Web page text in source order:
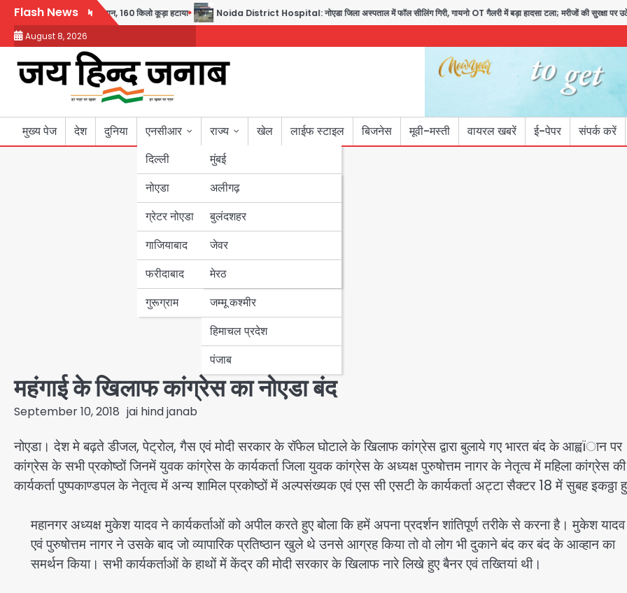
Skip
content
Flash News
संग चलाया सफाई अभियान, 160 किलो कूड़ा हटाया Noida District Hospital: नोएडा जिला अस्पताल में फॉल सीलिंग गिरी, गायनो OT गैलरी में बड़ा हादसा टला; मरीजों की सुरक्षा पर उठे सवाल
August 8, 2026
मुख्य पेज देश दुनिया
एनसीआर
दिल्ली
नोएडा
ग्रेटर नोएडा
गाजियाबाद
फरीदाबाद
गुरूग्राम
राज्य
मुंबई
उत्तर प्रदेश
अलीगढ़
बुलंदशहर
जेवर
मेरठ
बिहार
पंजाब
हरियाणा
जम्मू कश्मीर
हिमाचल प्रदेश
पंजाब
खेल लाईफ स्टाइल बिजनेस मूवी-मस्ती वायरल खबरें ई-पेपर संपर्क करें
महंगाई के खिलाफ कांग्रेस का नोएडा बंद
September 10, 2018 jai hind janab
नोएडा। देश मे बढ़ते डीजल, पेट्रोल, गैस एवं मोदी सरकार के रॉफेल घोटाले के खिलाफ कांग्रेस द्वारा बुलाये गए भारत बंद के आह्वïान पर
कांग्रेस के सभी प्रकोष्ठों जिनमें युवक कांग्रेस के कार्यकर्ता जिला युवक कांग्रेस के अध्यक्ष पुरुषोत्तम नागर के नेतृत्व में महिला कांग्रेस की
कार्यकर्ता पुष्पकाण्डपल के नेतृत्व में अन्य शामिल प्रकोष्ठों में अल्पसंख्यक एवं एस सी एसटी के कार्यकर्ता अट्टा सैक्टर 18 में सुबह इकठ्ठा
महानगर अध्यक्ष मुकेश यादव ने कार्यकर्ताओं को अपील करते हुए बोला कि हमें अपना प्रदर्शन शांतिपूर्ण तरीके से करना है। मुकेश यादव
एवं पुरुषोत्तम नागर ने उसके बाद जो व्यापारिक प्रतिष्ठान खुले थे उनसे आग्रह किया तो वो लोग भी दुकाने बंद कर बंद के आव्हान का
समर्थन किया। सभी कार्यकर्ताओं के हाथों में केंद्र की मोदी सरकार के खिलाफ नारे लिखे हुए बैनर एवं तख्तियां थी।